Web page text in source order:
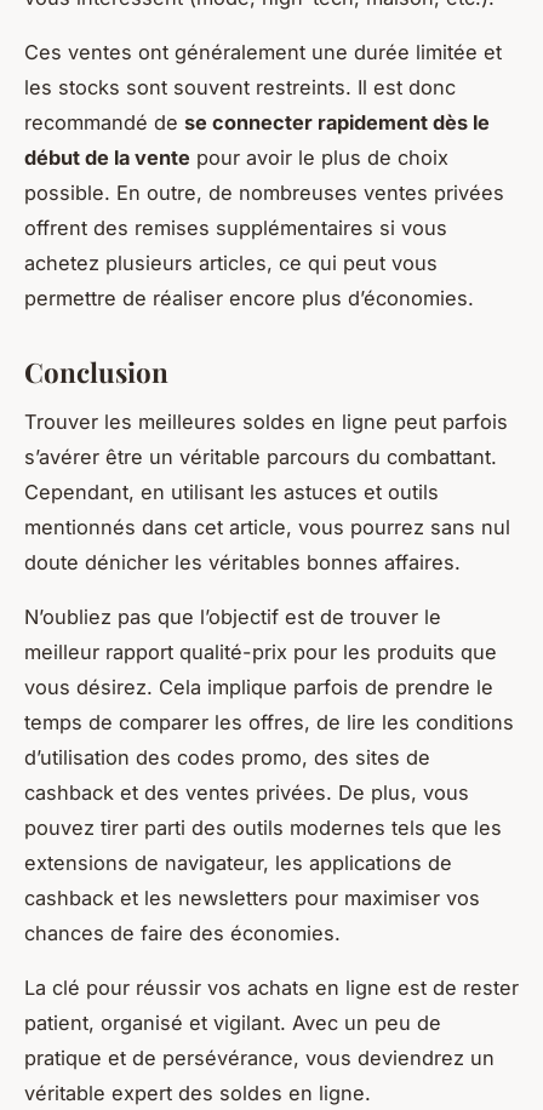
Ces ventes ont généralement une durée limitée et
les stocks sont souvent restreints. Il est donc
recommandé de se connecter rapidement dès le
début de la vente pour avoir le plus de choix
possible. En outre, de nombreuses ventes privées
offrent des remises supplémentaires si vous
achetez plusieurs articles, ce qui peut vous
permettre de réaliser encore plus d’économies.
Conclusion
Trouver les meilleures soldes en ligne peut parfois
s’avérer être un véritable parcours du combattant.
Cependant, en utilisant les astuces et outils
mentionnés dans cet article, vous pourrez sans nul
doute dénicher les véritables bonnes affaires.
N’oubliez pas que l’objectif est de trouver le
meilleur rapport qualité-prix pour les produits que
vous désirez. Cela implique parfois de prendre le
temps de comparer les offres, de lire les conditions
d’utilisation des codes promo, des sites de
cashback et des ventes privées. De plus, vous
pouvez tirer parti des outils modernes tels que les
extensions de navigateur, les applications de
cashback et les newsletters pour maximiser vos
chances de faire des économies.
La clé pour réussir vos achats en ligne est de rester
patient, organisé et vigilant. Avec un peu de
pratique et de persévérance, vous deviendrez un
véritable expert des soldes en ligne.